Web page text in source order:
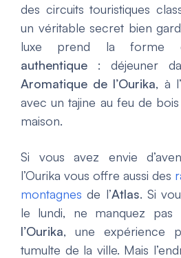
des circuits touristiques
un véritable secret bien
luxe prend la forme
authentique : déjeuner
Aromatique de l’Ourika, à
avec un tajine au feu de
maison.
Si vous avez envie
l’Ourika vous offre aussi des
montagnes de l’Atlas. Si
le lundi, ne manquez
l’Ourika, une expérience
tumulte de la ville. Mais